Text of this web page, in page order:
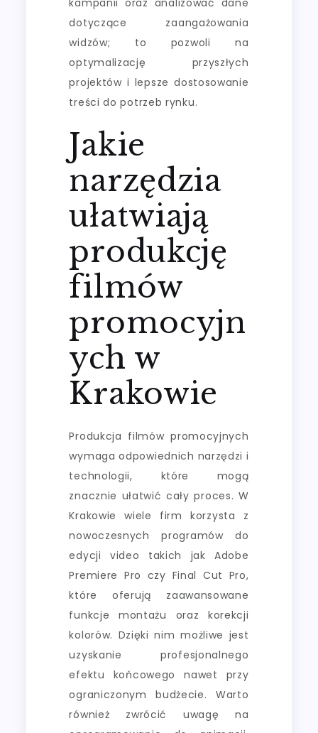
dotyczące zaangażowania
widzów; to pozwoli na
optymalizację przyszłych
projektów i lepsze dostosowanie
treści do potrzeb rynku.
Jakie
narzędzia
ułatwiają
produkcję
filmów
promocyjn
ych w
Krakowie
Produkcja filmów promocyjnych
wymaga odpowiednich narzędzi i
technologii, które mogą
znacznie ułatwić cały proces. W
Krakowie wiele firm korzysta z
nowoczesnych programów do
edycji video takich jak Adobe
Premiere Pro czy Final Cut Pro,
które oferują zaawansowane
funkcje montażu oraz korekcji
kolorów. Dzięki nim możliwe jest
uzyskanie profesjonalnego
efektu końcowego nawet przy
ograniczonym budżecie. Warto
również zwrócić uwagę na